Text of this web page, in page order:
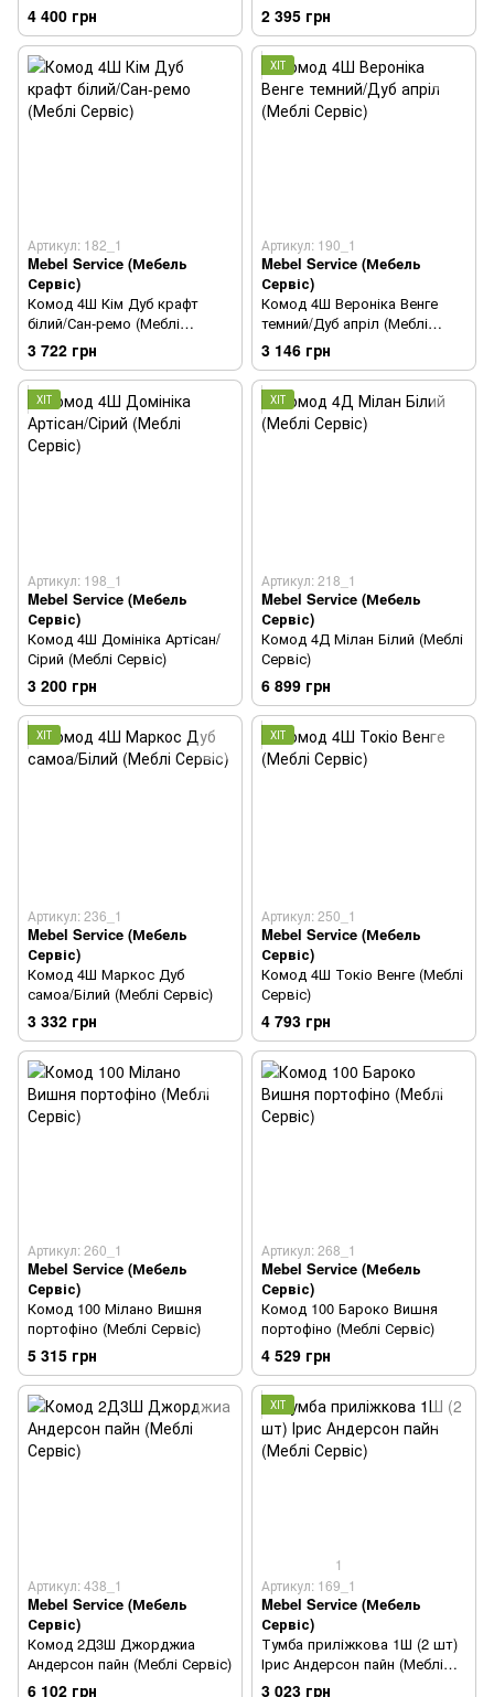
4 400 грн 2 395 грн
Артикул: 182_1
Mebel Service (Мебель
Сервіс)
Комод 4Ш Кім Дуб крафт
білий/Сан-ремо (Меблі
Сервіс)
3 722 грн
ХІТ
Артикул: 190_1
Mebel Service (Мебель
Сервіс)
Комод 4Ш Вероніка Венге
темний/Дуб апріл (Меблі
Сервіс)
3 146 грн
ХІТ
Артикул: 198_1
Mebel Service (Мебель
Сервіс)
Комод 4Ш Домініка Артісан/
Сірий (Меблі Сервіс)
3 200 грн
ХІТ
Артикул: 218_1
Mebel Service (Мебель
Сервіс)
Комод 4Д Мілан Білий (Меблі
Сервіс)
6 899 грн
ХІТ
Артикул: 236_1
Mebel Service (Мебель
Сервіс)
Комод 4Ш Маркос Дуб
самоа/Білий (Меблі Сервіс)
3 332 грн
ХІТ
Артикул: 250_1
Mebel Service (Мебель
Сервіс)
Комод 4Ш Токіо Венге (Меблі
Сервіс)
4 793 грн
Артикул: 260_1
Mebel Service (Мебель
Сервіс)
Комод 100 Мілано Вишня
портофіно (Меблі Сервіс)
5 315 грн
Артикул: 268_1
Mebel Service (Мебель
Сервіс)
Комод 100 Бароко Вишня
портофіно (Меблі Сервіс)
4 529 грн
Артикул: 438_1
Mebel Service (Мебель
Сервіс)
Комод 2Д3Ш Джорджиа
Андерсон пайн (Меблі Сервіс)
6 102 грн
ХІТ
1
Артикул: 169_1
Mebel Service (Мебель
Сервіс)
Тумба приліжкова 1Ш (2 шт)
Ірис Андерсон пайн (Меблі
Сервіс)
3 023 грн